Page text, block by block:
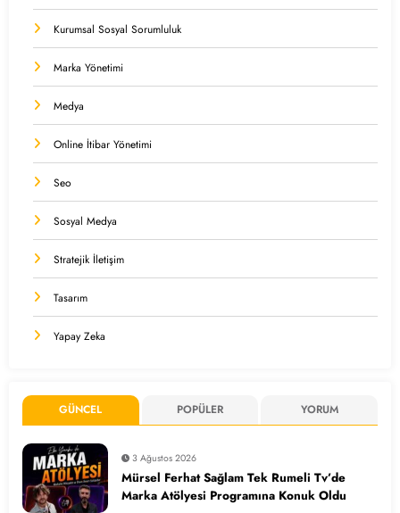
Kurumsal Sosyal Sorumluluk
Marka Yönetimi
Medya
Online İtibar Yönetimi
Seo
Sosyal Medya
Stratejik İletişim
Tasarım
Yapay Zeka
GÜNCEL POPÜLER YORUM
3 Ağustos 2026
Mürsel Ferhat Sağlam Tek Rumeli Tv’de
Marka Atölyesi Programına Konuk Oldu